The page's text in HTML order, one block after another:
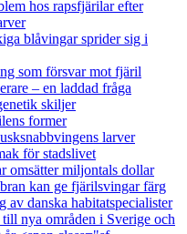
hos rapsfjärilar efter
blåvingar sprider sig i
som försvar mot fjäril
– en laddad fråga
skiljer
former
larver
för stadslivet
omsätter miljontals dollar
kan ge fjärilsvingar färg
av danska habitatspecialister
nya områden i Sverige och